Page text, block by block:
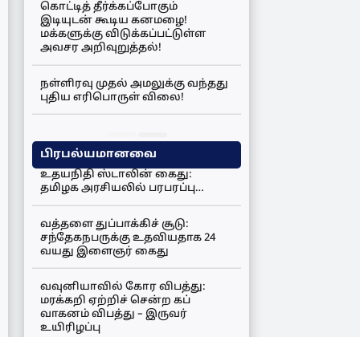
கொட்டித் தீர்க்கப்போகும்
இடியுடன் கூடிய கனமழை!
மக்களுக்கு விடுக்கப்பட்டுள்ள
அவசர அறிவுறுத்தல்!
நள்ளிரவு முதல் அமலுக்கு வந்தது
புதிய எரிபொருள் விலை!
பிரபல்யமானவை
உதயநிதி ஸ்டாலின் கைது:
தமிழக அரசியலில் பரபரப்பு…
வத்தளை துப்பாக்கிச் சூடு:
சந்தேகநபருக்கு உதவியதாக 24
வயது இளைஞர் கைது
வவுனியாவில் கோர விபத்து:
மரக்கறி ஏற்றிச் சென்ற கப்
வாகனம் விபத்து – இருவர்
உயிரிழப்பு